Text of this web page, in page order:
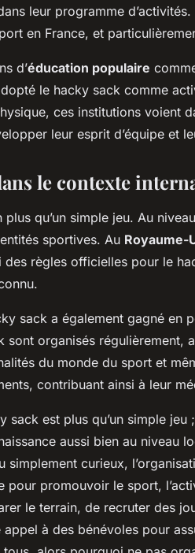
leur programme
en France, et
d’éducation populaire
le hacky sack comme
ces institutions voient
leur esprit d’équipe et
le contexte
qu’un simple jeu. Au
sportives. Au Royaume-
règles officielles pour le
sack a également gagné en
sont organisés régulièrement,
du monde du sport et
contribuant ainsi à leur
sack est plus qu’un simple jeu
aussi bien au niveau
simplement curieux,
pour promouvoir le sport,
le terrain, de recruter des
à des bénévoles pour